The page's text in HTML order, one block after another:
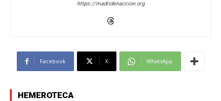
https://madridenaccion.org
Facebook X WhatsApp
HEMEROTECA